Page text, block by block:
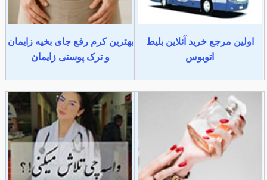
اولین مرجع خرید آنلاین بلیط
اتوبوس
بهترین کرم رفع جای بخیه زایمان
و ترک پوستی زایمان